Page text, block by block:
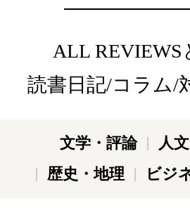
ALL REVIEWS
読書日記/コラム/
文学・評論 人
歴史・地理
ビジ